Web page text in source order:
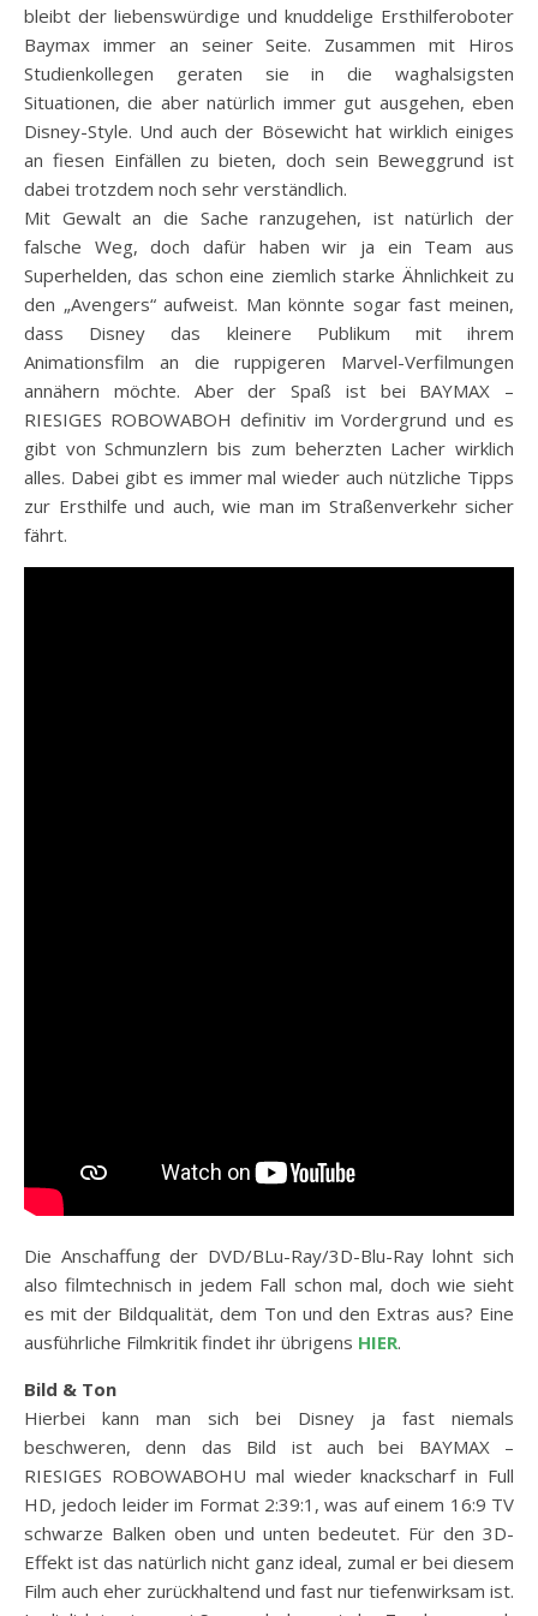
bleibt der liebenswürdige und knuddelige Ersthilferoboter
Baymax immer an seiner Seite. Zusammen mit Hiros
Studienkollegen geraten sie in die waghalsigsten
Situationen, die aber natürlich immer gut ausgehen, eben
Disney-Style. Und auch der Bösewicht hat wirklich einiges
an fiesen Einfällen zu bieten, doch sein Beweggrund ist
dabei trotzdem noch sehr verständlich.
Mit Gewalt an die Sache ranzugehen, ist natürlich der
falsche Weg, doch dafür haben wir ja ein Team aus
Superhelden, das schon eine ziemlich starke Ähnlichkeit zu
den „Avengers“ aufweist. Man könnte sogar fast meinen,
dass Disney das kleinere Publikum mit ihrem
Animationsfilm an die ruppigeren Marvel-Verfilmungen
annähern möchte. Aber der Spaß ist bei BAYMAX –
RIESIGES ROBOWABOH definitiv im Vordergrund und es
gibt von Schmunzlern bis zum beherzten Lacher wirklich
alles. Dabei gibt es immer mal wieder auch nützliche Tipps
zur Ersthilfe und auch, wie man im Straßenverkehr sicher
fährt.
Die Anschaffung der DVD/BLu-Ray/3D-Blu-Ray lohnt sich
also filmtechnisch in jedem Fall schon mal, doch wie sieht
es mit der Bildqualität, dem Ton und den Extras aus? Eine
ausführliche Filmkritik findet ihr übrigens HIER.
Bild & Ton
Hierbei kann man sich bei Disney ja fast niemals
beschweren, denn das Bild ist auch bei BAYMAX –
RIESIGES ROBOWABOHU mal wieder knackscharf in Full
HD, jedoch leider im Format 2:39:1, was auf einem 16:9 TV
schwarze Balken oben und unten bedeutet. Für den 3D-
Effekt ist das natürlich nicht ganz ideal, zumal er bei diesem
Film auch eher zurückhaltend und fast nur tiefenwirksam ist.